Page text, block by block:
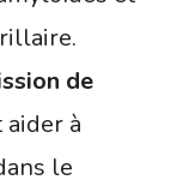
de
aider à
le